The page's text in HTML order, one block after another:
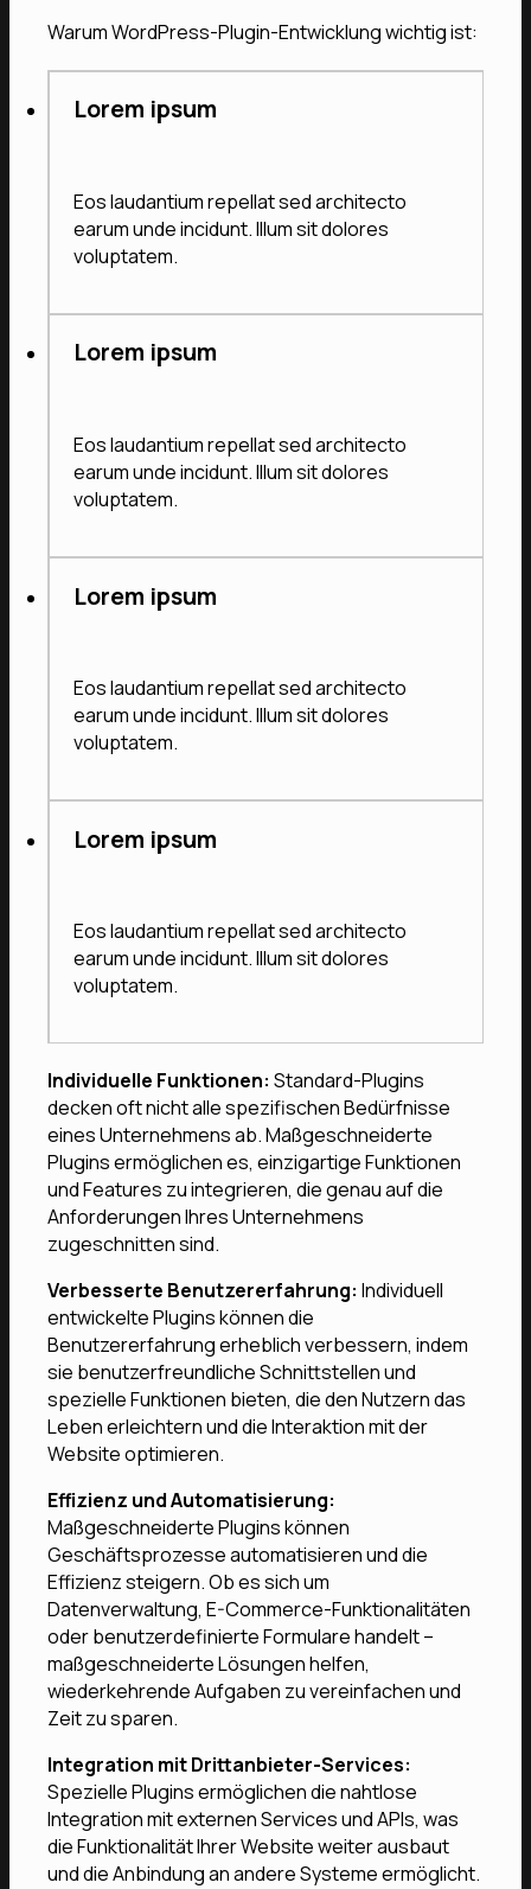
Warum WordPress-Plugin-Entwicklung wichtig ist:
Lorem ipsum
Eos laudantium repellat sed architecto
earum unde incidunt. Illum sit dolores
voluptatem.
Lorem ipsum
Eos laudantium repellat sed architecto
earum unde incidunt. Illum sit dolores
voluptatem.
Lorem ipsum
Eos laudantium repellat sed architecto
earum unde incidunt. Illum sit dolores
voluptatem.
Lorem ipsum
Eos laudantium repellat sed architecto
earum unde incidunt. Illum sit dolores
voluptatem.
Individuelle Funktionen: Standard-Plugins
decken oft nicht alle spezifischen Bedürfnisse
eines Unternehmens ab. Maßgeschneiderte
Plugins ermöglichen es, einzigartige Funktionen
und Features zu integrieren, die genau auf die
Anforderungen Ihres Unternehmens
zugeschnitten sind.
Verbesserte Benutzererfahrung: Individuell
entwickelte Plugins können die
Benutzererfahrung erheblich verbessern, indem
sie benutzerfreundliche Schnittstellen und
spezielle Funktionen bieten, die den Nutzern das
Leben erleichtern und die Interaktion mit der
Website optimieren.
Effizienz und Automatisierung:
Maßgeschneiderte Plugins können
Geschäftsprozesse automatisieren und die
Effizienz steigern. Ob es sich um
Datenverwaltung, E-Commerce-Funktionalitäten
oder benutzerdefinierte Formulare handelt –
maßgeschneiderte Lösungen helfen,
wiederkehrende Aufgaben zu vereinfachen und
Zeit zu sparen.
Integration mit Drittanbieter-Services:
Spezielle Plugins ermöglichen die nahtlose
Integration mit externen Services und APIs, was
die Funktionalität Ihrer Website weiter ausbaut
und die Anbindung an andere Systeme ermöglicht.